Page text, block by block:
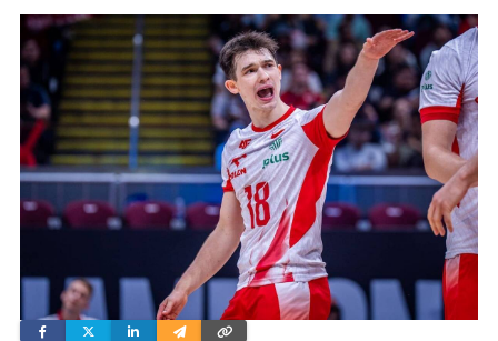
FacebookTwitterLinkedinWyślijSkopiuj